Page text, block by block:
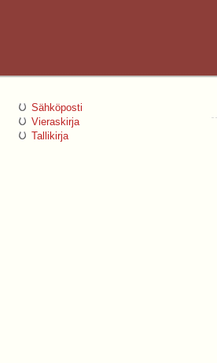
Sähköposti
Vieraskirja
Tallikirja